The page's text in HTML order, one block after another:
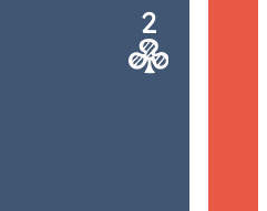
Spiel gehören
Grafiker,